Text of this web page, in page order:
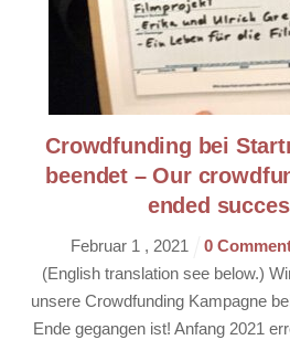
Crowdfunding bei
beendet – Our
ended
Februar 1 , 2021 0
(English translation see below.)
unsere Crowdfunding Kampagne
Ende gegangen ist! Anfang 2021